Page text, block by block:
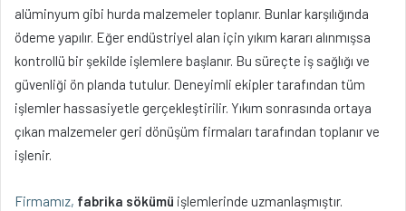
alüminyum gibi hurda malzemeler toplanır. Bunlar karşılığında
ödeme yapılır. Eğer endüstriyel alan için yıkım kararı alınmışsa
kontrollü bir şekilde işlemlere başlanır. Bu süreçte iş sağlığı ve
güvenliği ön planda tutulur. Deneyimli ekipler tarafından tüm
işlemler hassasiyetle gerçekleştirilir. Yıkım sonrasında ortaya
çıkan malzemeler geri dönüşüm firmaları tarafından toplanır ve
işlenir.
Firmamız, fabrika sökümü işlemlerinde uzmanlaşmıştır.